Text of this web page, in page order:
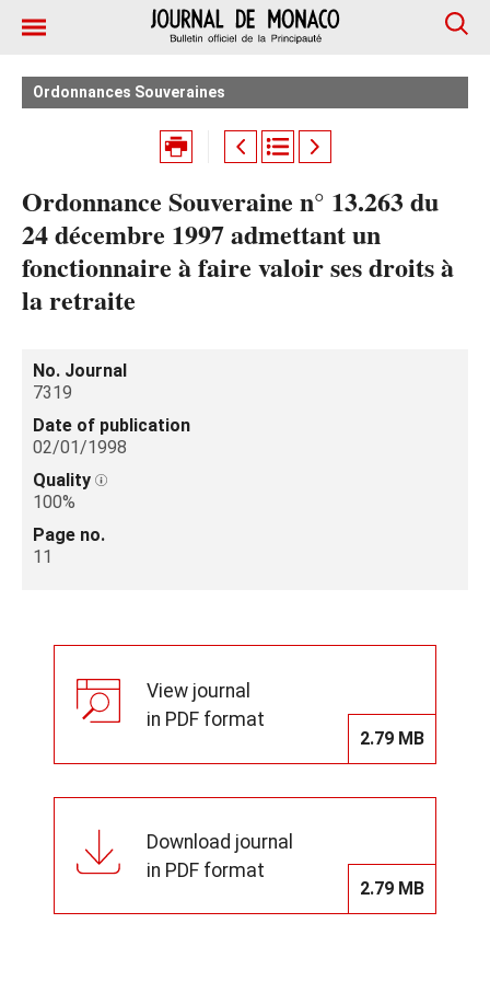
Ordonnances Souveraines
Ordonnance Souveraine n° 13.263 du
24 décembre 1997 admettant un
fonctionnaire à faire valoir ses droits à
la retraite
No. Journal
7319
Date of publication
02/01/1998
Quality
100%
Page no.
11
View journal
in PDF format
2.79 MB
Download journal
in PDF format
2.79 MB